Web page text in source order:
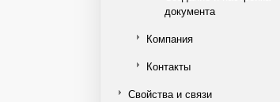
документа
Компания
Контакты
Свойства и связи